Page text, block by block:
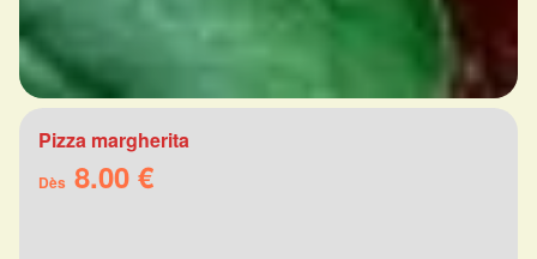
Pizza margherita
Dès 8.00 €